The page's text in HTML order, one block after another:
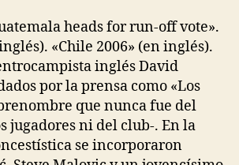
heads for run-off vote».
«Chile 2006» (en inglés).
inglés David
por la prensa como «Los
que nunca fue del
jugadores ni del club-. En la
se incorporaron